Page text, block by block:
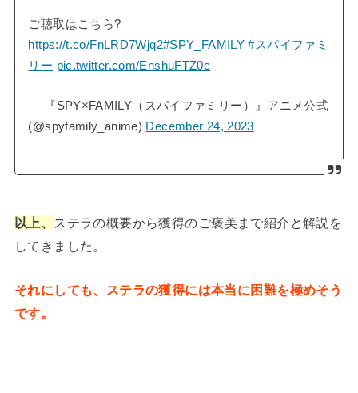
ご聴取はこちら?
https://t.co/FnLRD7Wjq2#SPY_FAMILY #スパイファミ
リー pic.twitter.com/EnshuFTZ0c
— 『SPY×FAMILY（スパイファミリー）』アニメ公式
(@spyfamily_anime) December 24, 2023
以上、
ステラの概要から獲得のご褒美まで紹介と解説を
してきました。
それにしても、ステラの獲得には本当に困難を極めそう
です。